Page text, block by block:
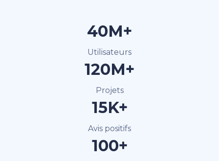
40M+
Utilisateurs
120M+
Projets
15K+
Avis positifs
100+